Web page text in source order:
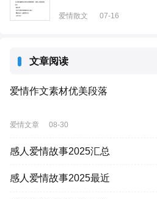
爱情散文 07-16
文章阅读
爱情作文素材优美段落
爱情文章 08-30
感人爱情故事2025汇总
感人爱情故事2025最近